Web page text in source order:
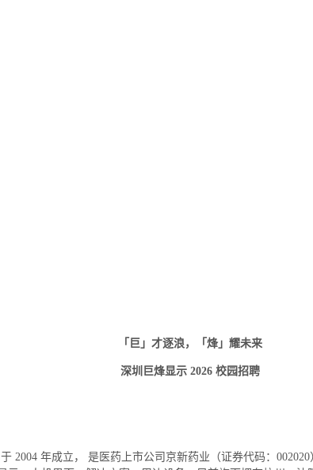
「 巨 」才逐浪，「 烽 」 耀未来
深圳巨烽显示 2026 校园招聘
于 2004 年成立， 是医药上市公司京新药业（证券代码：